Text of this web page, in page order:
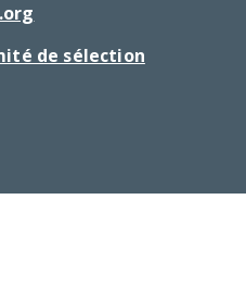
de sélection